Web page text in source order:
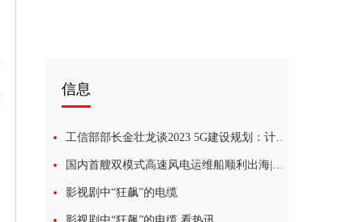
信息
工信部部长金壮龙谈2023 5G建设规划：计划新建60万个5G基站
国内首艘双模式高速风电运维船顺利出海|环球关注
影视剧中“狂飙”的电缆